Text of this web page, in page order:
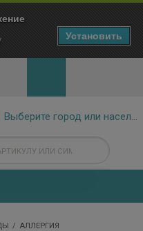
АЛЛЕРГИЯ
Установить